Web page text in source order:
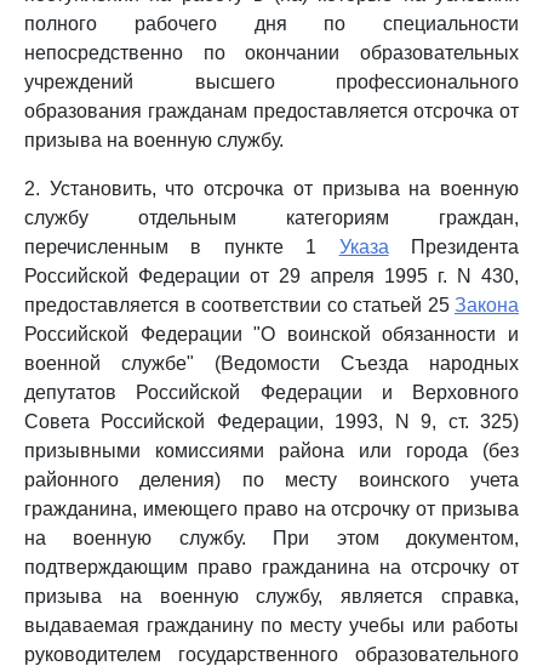
полного рабочего дня по специальности
непосредственно по окончании образовательных
учреждений высшего профессионального
образования гражданам предоставляется отсрочка от
призыва на военную службу.
2. Установить, что отсрочка от призыва на военную
службу отдельным категориям граждан,
перечисленным в пункте 1 Указа Президента
Российской Федерации от 29 апреля 1995 г. N 430,
предоставляется в соответствии со статьей 25 Закона
Российской Федерации "О воинской обязанности и
военной службе" (Ведомости Съезда народных
депутатов Российской Федерации и Верховного
Совета Российской Федерации, 1993, N 9, ст. 325)
призывными комиссиями района или города (без
районного деления) по месту воинского учета
гражданина, имеющего право на отсрочку от призыва
на военную службу. При этом документом,
подтверждающим право гражданина на отсрочку от
призыва на военную службу, является справка,
выдаваемая гражданину по месту учебы или работы
руководителем государственного образовательного